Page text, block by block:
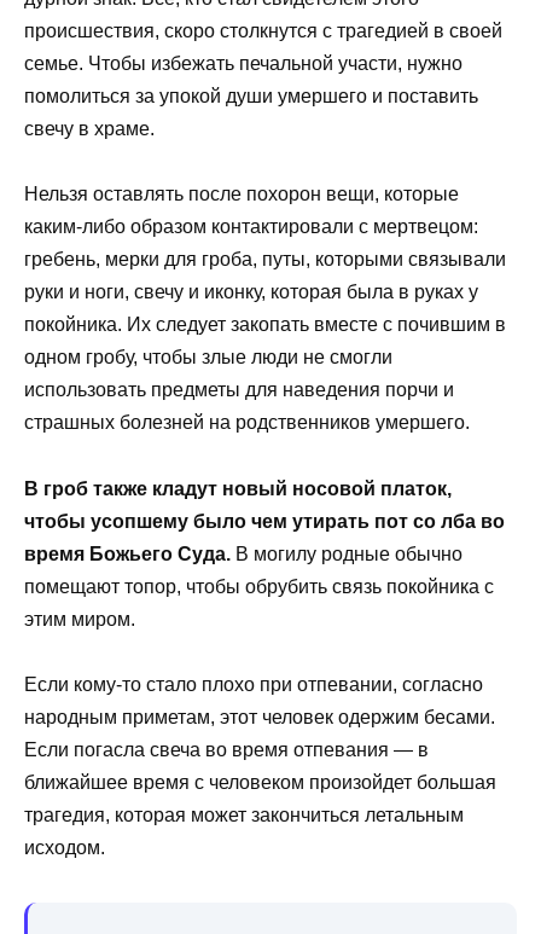
происшествия, скоро столкнутся с трагедией в своей
семье. Чтобы избежать печальной участи, нужно
помолиться за упокой души умершего и поставить
свечу в храме.
Нельзя оставлять после похорон вещи, которые
каким-либо образом контактировали с мертвецом:
гребень, мерки для гроба, путы, которыми связывали
руки и ноги, свечу и иконку, которая была в руках у
покойника. Их следует закопать вместе с почившим в
одном гробу, чтобы злые люди не смогли
использовать предметы для наведения порчи и
страшных болезней на родственников умершего.
В гроб также кладут новый носовой платок,
чтобы усопшему было чем утирать пот со лба во
время Божьего Суда. В могилу родные обычно
помещают топор, чтобы обрубить связь покойника с
этим миром.
Если кому-то стало плохо при отпевании, согласно
народным приметам, этот человек одержим бесами.
Если погасла свеча во время отпевания — в
ближайшее время с человеком произойдет большая
трагедия, которая может закончиться летальным
исходом.